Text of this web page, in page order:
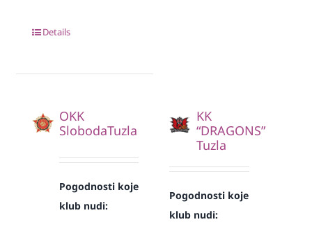
Details
OKK
SlobodaTuzla
Pogodnosti koje
klub nudi:
KK
“DRAGONS”
Tuzla
Pogodnosti koje
klub nudi: